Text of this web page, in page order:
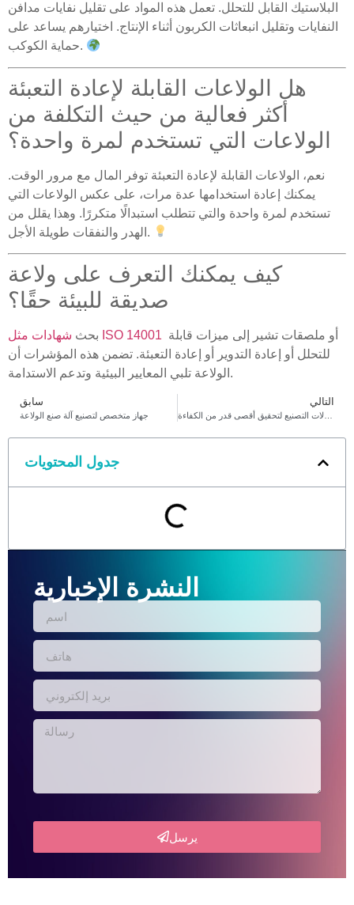
البلاستيك القابل للتحلل. تعمل هذه المواد على تقليل نفايات مدافن
النفايات وتقليل انبعاثات الكربون أثناء الإنتاج. اختيارهم يساعد على
حماية الكوكب.
هل الولاعات القابلة لإعادة التعبئة
أكثر فعالية من حيث التكلفة من
الولاعات التي تستخدم لمرة واحدة؟
نعم، الولاعات القابلة لإعادة التعبئة توفر المال مع مرور الوقت.
يمكنك إعادة استخدامها عدة مرات، على عكس الولاعات التي
تستخدم لمرة واحدة والتي تتطلب استبدالًا متكررًا. وهذا يقلل من
الهدر والنفقات طويلة الأجل.
كيف يمكنك التعرف على ولاعة
صديقة للبيئة حقًا؟
بحث شهادات مثل ISO 14001
للتحلل أو إعادة التدوير أو إعادة التعبئة. تضمن هذه المؤشرات أن
الولاعة تلبي المعايير البيئية وتدعم الاستدامة.
سابق
جهاز متخصص لتصنيع آلة صنع الولاعة
التالي
خط إنتاج أخف: دمج آلات التصنيع لتحقيق أقصى قدر من الكفاءة
جدول المحتويات
النشرة الإخبارية
يرسل